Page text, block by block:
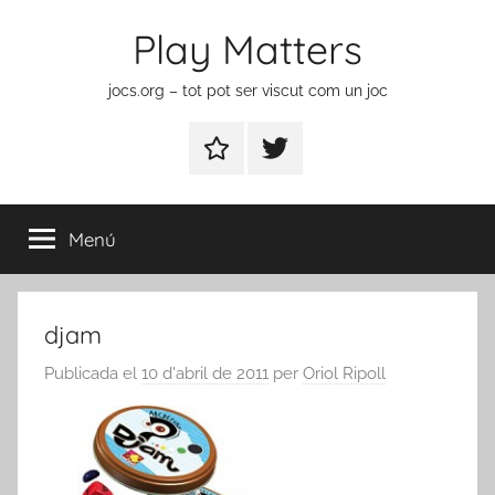
Play Matters
jocs.org – tot pot ser viscut com un joc
ContactarElement
menú
Menú
djam
Publicada el 10 d'abril de 2011 per Oriol Ripoll